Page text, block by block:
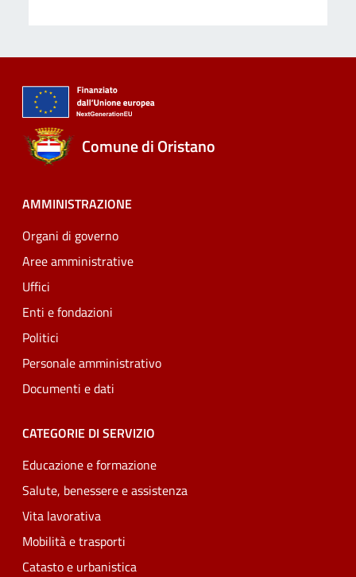
Comune di Oristano
AMMINISTRAZIONE
Organi di governo
Aree amministrative
Uffici
Enti e fondazioni
Politici
Personale amministrativo
Documenti e dati
CATEGORIE DI SERVIZIO
Educazione e formazione
Salute, benessere e assistenza
Vita lavorativa
Mobilità e trasporti
Catasto e urbanistica